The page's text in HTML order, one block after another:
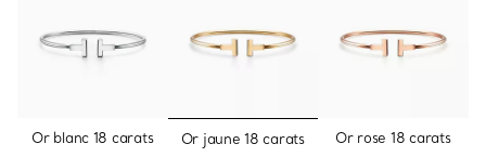
Or blanc 18 carats sélectionnés
Or jaune 18 carats Or rose 18 carats